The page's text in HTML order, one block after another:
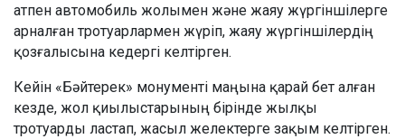
атпен автомобиль жолымен және жаяу жүргіншілерге
арналған тротуарлармен жүріп, жаяу жүргіншілердің
қозғалысына кедергі келтірген.
Кейін «Бәйтерек» монументі маңына қарай бет алған
кезде, жол қиылыстарының бірінде жылқы
тротуарды ластап, жасыл желектерге зақым келтірген.